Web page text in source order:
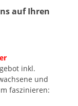
auf Ihren
inkl.
und
faszinieren: